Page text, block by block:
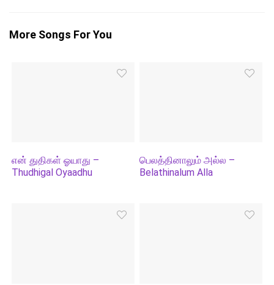
More Songs For You
என் துதிகள் ஓயாது –
Thudhigal Oyaadhu
பெலத்தினாலும் அல்ல –
Belathinalum Alla